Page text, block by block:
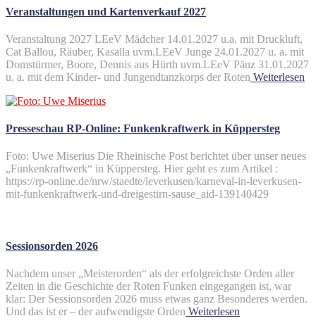
Veranstaltungen und Kartenverkauf 2027
Veranstaltung 2027 LEeV Mädcher 14.01.2027 u.a. mit Druckluft,
Cat Ballou, Räuber, Kasalla uvm.LEeV Junge 24.01.2027 u. a. mit
Domstürmer, Boore, Dennis aus Hürth uvm.LEeV Pänz 31.01.2027
u. a. mit dem Kinder- und Jungendtanzkorps der Roten Weiterlesen
Presseschau RP-Online: Funkenkraftwerk in Küppersteg
Foto: Uwe Miserius Die Rheinische Post berichtet über unser neues
„Funkenkraftwerk“ in Küppersteg. Hier geht es zum Artikel :
https://rp-online.de/nrw/staedte/leverkusen/karneval-in-leverkusen-
mit-funkenkraftwerk-und-dreigestirn-sause_aid-139140429
Sessionsorden 2026
Nachdem unser „Meisterorden“ als der erfolgreichste Orden aller
Zeiten in die Geschichte der Roten Funken eingegangen ist, war
klar: Der Sessionsorden 2026 muss etwas ganz Besonderes werden.
Und das ist er – der aufwendigste Orden Weiterlesen